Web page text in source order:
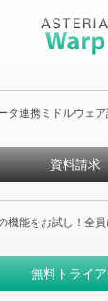
タ連携ミドルウェ
資料請求
機能をお試し！全
無料トライ